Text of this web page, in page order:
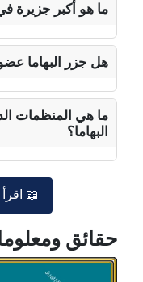
ما هو أكبر جزيرة
هل جزر البهاما
ما هي المنظمات
البهاما؟
📖
حقائق